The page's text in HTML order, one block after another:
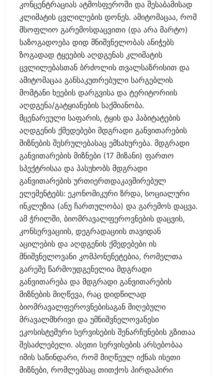
კონცენტრაციას ატმოსფეროში და შესაბამისად
კლიმატის ცვლილების დონეს. ამიტომაცაა, რომ
მსოფლიო გარემოსდაცვითი (და არა მარტო)
საზოგადოება დიდ მნიშვნელობას ანიჭებს
ზოგადად ტყეების აღდგენას კლიმატის
ცვლილებასთან ბრძოლის თვალსაზრისით და
ამიტომაცაა განსაკუთრებული სარგებლის
მომტანი ხეების დარგვისა და ტერიტორიის
აღდგენა/გატყიანების საქმიანობა.
მცენარეული საფარის, ტყის და ჰაბიტატების
აღდგენის ქმედებები მდგრადი განვითარების
მიზნების შესრულებასაც ემსახურება. მდგრადი
განვითარების მიზნები (17 მიზანი) ფართო
სპექტრისაა და პასუხობს მდგრადი
განვითარების ურთიერთდაკავშირებულ
ელემენტებს: ეკონომიკური ზრდა, სოციალური
ინკლუზია (ანუ ჩართულობა) და გარემოს დაცვა.
ამ ჭრილში, ბიომრავალფეროვნების დაცვის,
კონსერვაციის, დეგრადაციის თავიდან
აცილების და აღდგენის ქმედებები ის
მნიშვნელოვანი კომპონენეტებია, რომელთა
გარეშე წარმოუდგენელია მდგრადი
განვითარება და მდგრადი განვითარების
მიზნების მიღწევა, რაც დიდწილად
ბიომრავალფეროვნებისაგან მიღებული
მრავალმხრივი და უმნიშვნელოვანესი
ეკოსისტემური სერვისების შენარჩუნების გზითაა
შესაძლებელი. ასეთი სერვისების არსებობაა
იმის საწინდარი, რომ მიღწეულ იქნას ისეთი
მიზნები, რომლებსაც თითქოს პირდაპირი